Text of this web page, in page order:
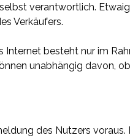
verantwortlich.
Verkäufers.
besteht nur im
unabhängig davon,
des Nutzers